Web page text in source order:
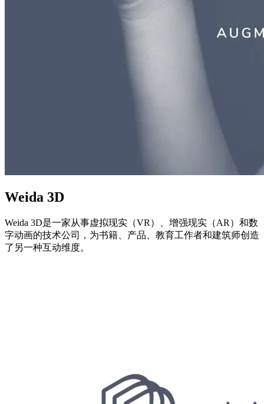
Weida 3D
Weida 3D是一家从事虚拟现实（VR）、增强现实（AR）和数
字动画的技术公司，为书籍、产品、教育工作者和建筑师创造
了另一种互动维度。